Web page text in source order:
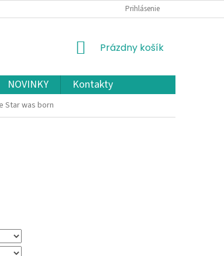
VRÁTENIE TOVARU OCHRANA OSOBNÝCH ÚDAJOV A COOKIES
Prihlásenie
NÁKUPNÝ
Prázdny košík
NOVINKY Kontakty
Star was born